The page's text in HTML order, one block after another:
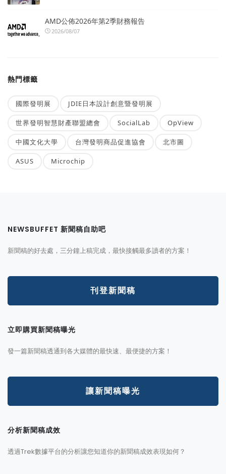
AMD公佈2026年第2季財務報告
2026/08/07
熱門標籤
國際發明展 JDIE日本設計創意暨發明展
世界發明智慧財產聯盟總會 SocialLab OpView
中國文化大學 台灣發明商品促進協會 北市圖
ASUS Microchip
NEWSBUFFET 新聞稿自助吧
新聞稿的好去處，三分鐘上稿完成，最快接觸最多讀者的方案！
刊登新聞稿
立即購買新聞稿曝光
發一篇新聞稿透通到各大媒體的最快速、最便捷的方案！
讓新聞稿曝光
分析新聞稿成效
透過Trek數據平台的分析讓您知道你的新聞稿成效表現如何？